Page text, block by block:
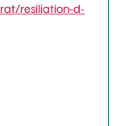
resiliation-d-